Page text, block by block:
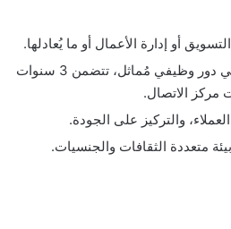
أو إدارة الأعمال أو ما يُعادلها.
8 سنوات خبرة مهنية في دور وظيفي مُماثل، تتضمن 3 سنوات
الاتصال.
والتركيز على الجودة.
متعددة الثقافات والجنسيات.